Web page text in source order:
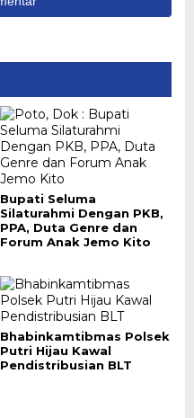
Bupati Seluma
Silaturahmi Dengan PKB,
PPA, Duta Genre dan
Forum Anak Jemo Kito
Bhabinkamtibmas Polsek
Putri Hijau Kawal
Pendistribusian BLT